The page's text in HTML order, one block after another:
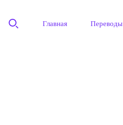
Главная Переводы